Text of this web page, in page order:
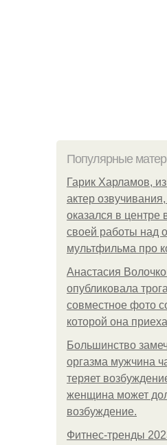
Популярные
Гарик Харламов,
актер
оказался в центре
своей работы над
мультфильма про
Анастасия
опубликовала
совместное фото
которой она
Большинство
оргазма мужчина
теряет
женщина может
возбуждение.
Фитнес-тренды